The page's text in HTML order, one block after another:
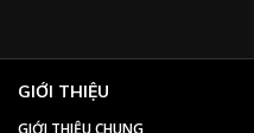
GIỚI THIỆU
GIỚI THIỆU CHUNG